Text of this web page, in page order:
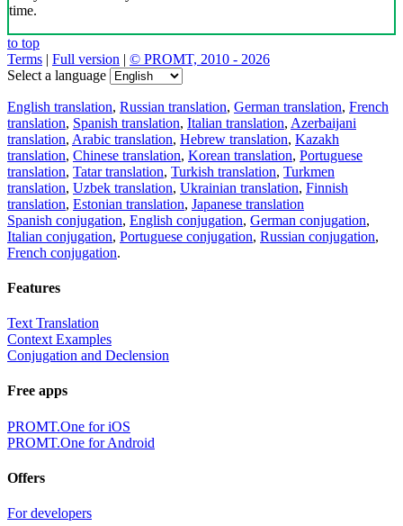
time.
to top
Terms | Full version | © PROMT, 2010 - 2026
Select a language
English translation, Russian translation, German translation, French
translation, Spanish translation, Italian translation, Azerbaijani
translation, Arabic translation, Hebrew translation, Kazakh
translation, Chinese translation, Korean translation, Portuguese
translation, Tatar translation, Turkish translation, Turkmen
translation, Uzbek translation, Ukrainian translation, Finnish
translation, Estonian translation, Japanese translation
Spanish conjugation, English conjugation, German conjugation,
Italian conjugation, Portuguese conjugation, Russian conjugation,
French conjugation.
Features
Text Translation
Context Examples
Conjugation and Declension
Free apps
PROMT.One for iOS
PROMT.One for Android
Offers
For developers